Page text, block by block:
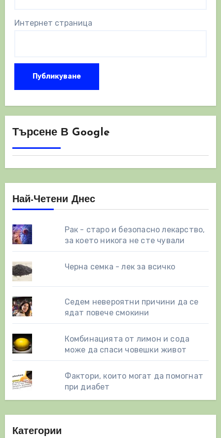
Интернет страница
Търсене В Google
Най-Четени Днес
Рак - старо и безопасно лекарство,
за което никога не сте чували
Черна семка - лек за всичко
Седем невероятни причини да се
ядат повече смокини
Комбинацията от лимон и сода
може да спаси човешки живот
Фактори, които могат да помогнат
при диабет
Категории